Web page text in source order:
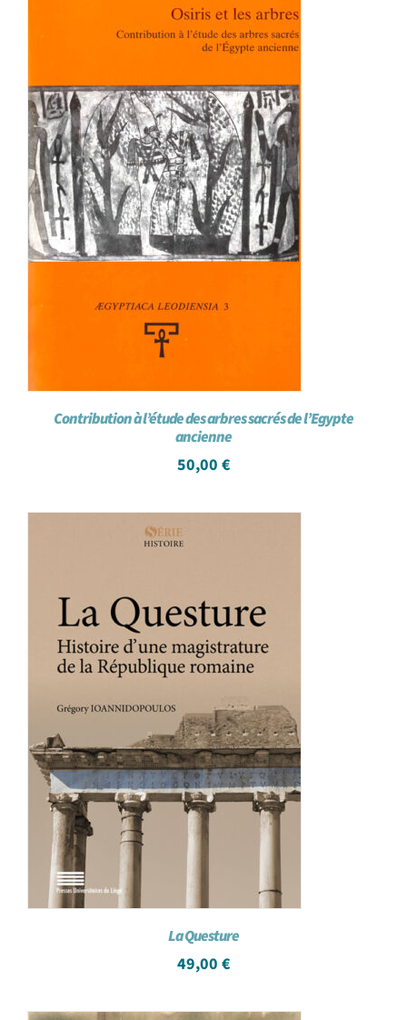
Contribution à l’étude des arbres sacrés de l’Egypte
ancienne
50,00 €
La Questure
49,00 €